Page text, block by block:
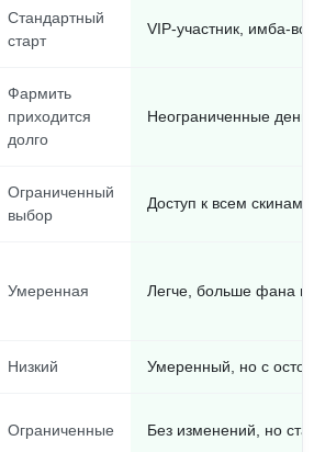
Стандартный
старт
VIP-участник, имба-
Фармить
приходится
долго
Неограниченные
Ограниченный
выбор
Доступ к всем скинам
Умеренная Легче, больше фана и
Низкий Умеренный, но с
Ограниченные Без изменений, но